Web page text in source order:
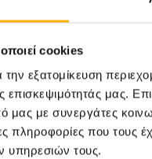
cookies
εξατομίκευση
επισκεψιμότητάς μας.
μας με συνεργάτες
πληροφορίες που τους
υπηρεσιών τους.